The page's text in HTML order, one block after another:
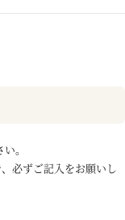
。
必ずご記入をお願いし